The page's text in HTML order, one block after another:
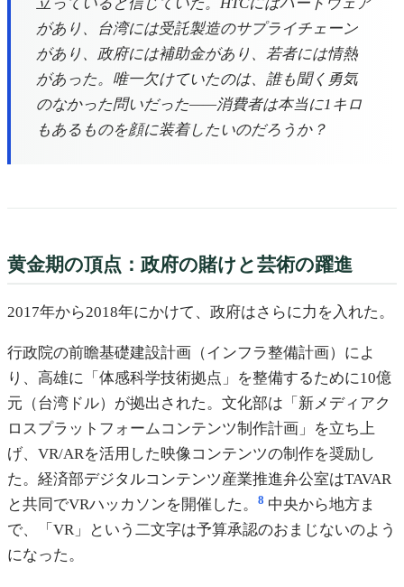
があり、台湾には受託製造のサプライチェーン
があり、政府には補助金があり、若者には情熱
があった。唯一欠けていたのは、誰も聞く勇気
のなかった問いだった——消費者は本当に1キロ
もあるものを顔に装着したいのだろうか？
黄金期の頂点：政府の賭けと芸術の躍進
2017年から2018年にかけて、政府はさらに力を入れた。
行政院の前瞻基礎建設計画（インフラ整備計画）によ
り、高雄に「体感科学技術拠点」を整備するために10億
元（台湾ドル）が拠出された。文化部は「新メディアク
ロスプラットフォームコンテンツ制作計画」を立ち上
げ、VR/ARを活用した映像コンテンツの制作を奨励し
た。経済部デジタルコンテンツ産業推進弁公室はTAVAR
と共同でVRハッカソンを開催した。
8 中央から地方ま
で、「VR」という二文字は予算承認のおまじないのよう
になった。